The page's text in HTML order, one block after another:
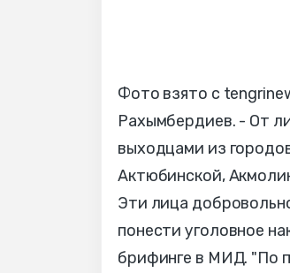
Фото взято с
Рахымбердиев. - От
выходцами из
Актюбинской,
Эти лица
понести уголовное
брифинге в МИД. "По